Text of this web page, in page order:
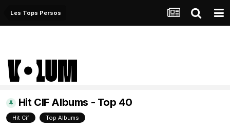
Les Tops Persos
Hit CIF Albums - Top 40
Hit Cif Top Albums